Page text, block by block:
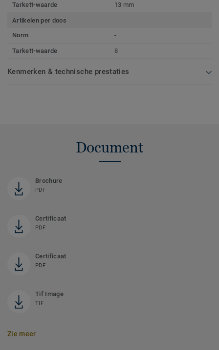
Tarkett-waarde 13 mm
Artikelen per doos
Norm
-
Tarkett-waarde 8
Kenmerken & technische prestaties
Document
Brochure
PDF
Certificaat
PDF
Certificaat
PDF
Tif Image
TIF
Zie meer